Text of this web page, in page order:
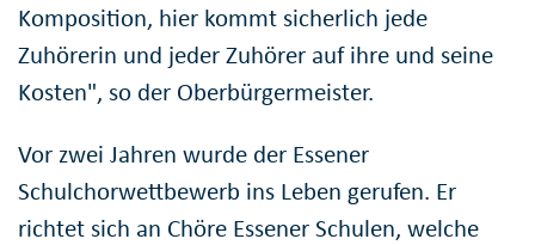
Komposition, hier kommt sicherlich jede
Zuhörerin und jeder Zuhörer auf ihre und seine
Kosten", so der Oberbürgermeister.
Vor zwei Jahren wurde der Essener
Schulchorwettbewerb ins Leben gerufen. Er
richtet sich an Chöre Essener Schulen, welche